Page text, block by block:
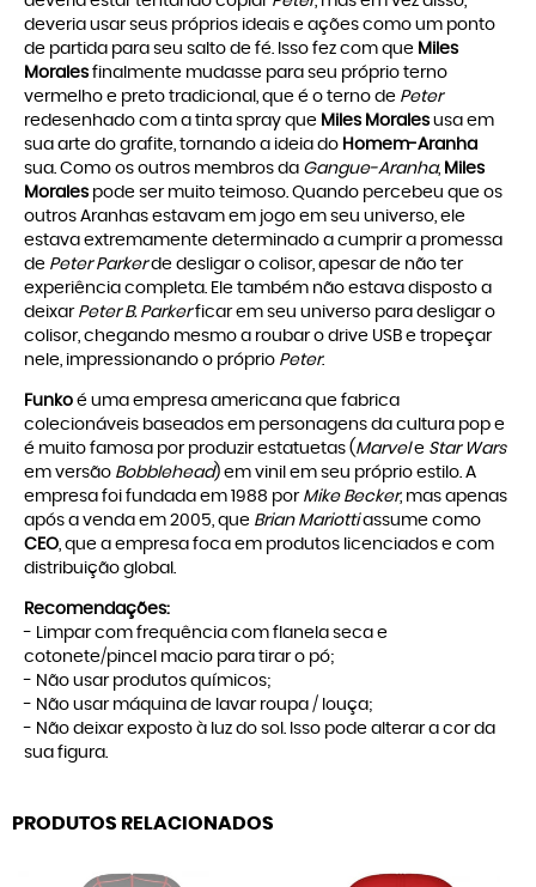
deveria usar seus próprios ideais e ações como um ponto
de partida para seu salto de fé. Isso fez com que Miles
Morales finalmente mudasse para seu próprio terno
vermelho e preto tradicional, que é o terno de Peter
redesenhado com a tinta spray que Miles Morales usa em
sua arte do grafite, tornando a ideia do Homem-Aranha
sua. Como os outros membros da Gangue-Aranha, Miles
Morales pode ser muito teimoso. Quando percebeu que os
outros Aranhas estavam em jogo em seu universo, ele
estava extremamente determinado a cumprir a promessa
de Peter Parkerde desligar o colisor, apesar de não ter
experiência completa. Ele também não estava disposto a
deixar Peter B. Parkerficar em seu universo para desligar o
colisor, chegando mesmo a roubar o drive USB e tropeçar
nele, impressionando o próprio Peter.
Funko é uma empresa americana que fabrica
colecionáveis baseados em personagens da cultura pop e
é muito famosa por produzir estatuetas (Marvele Star Wars
em versão Bobblehead) em vinil em seu próprio estilo. A
empresa foi fundada em 1988 por Mike Becker, mas apenas
após a venda em 2005, que Brian Mariottiassume como
CEO, que a empresa foca em produtos licenciados e com
distribuição global.
Recomendações:
- Limpar com frequência com flanela seca e
cotonete/pincel macio para tirar o pó;
- Não usar produtos químicos;
- Não usar máquina de lavar roupa / louça;
- Não deixar exposto à luz do sol. Isso pode alterar a cor da
sua figura.
PRODUTOS RELACIONADOS